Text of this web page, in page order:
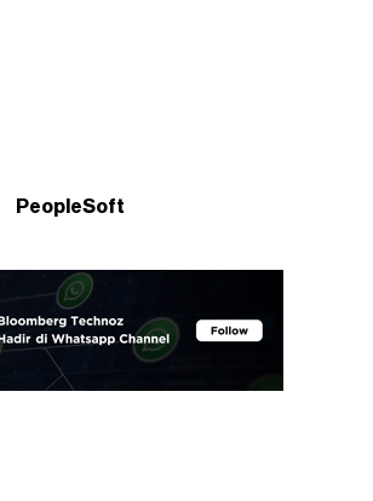
PeopleSoft